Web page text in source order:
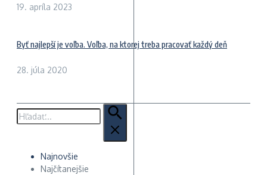
19. apríla 2023
Byť najlepší je voľba. Voľba, na ktorej treba pracovať každý deň
28. júla 2020
Hľadať:
Najnovšie
Najčítanejšie